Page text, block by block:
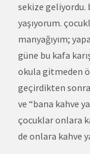
sekize geliyordu.
yaşıyorum.
manyağıyım;
güne bu kafa
okula gitmeden
geçirdikten
ve “bana kahve
çocuklar onlara
de onlara kahve